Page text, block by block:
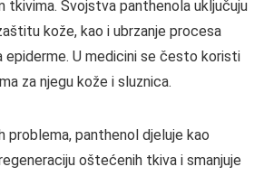
tkivima. Svojstva panthenola uključuju
kože, kao i ubrzanje procesa
epiderme. U medicini se često koristi
za njegu kože i sluznica.
problema, panthenol djeluje kao
oštećenih tkiva i smanjuje